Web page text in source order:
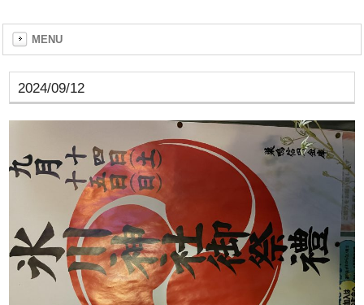
MENU
2024/09/12